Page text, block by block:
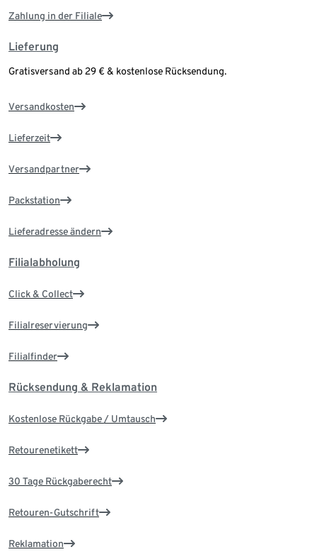
Zahlung in der Filiale
Lieferung
Gratisversand ab 29 € & kostenlose Rücksendung.
Versandkosten
Lieferzeit
Versandpartner
Packstation
Lieferadresse ändern
Filialabholung
Click & Collect
Filialreservierung
Filialfinder
Rücksendung & Reklamation
Kostenlose Rückgabe / Umtausch
Retourenetikett
30 Tage Rückgaberecht
Retouren-Gutschrift
Reklamation